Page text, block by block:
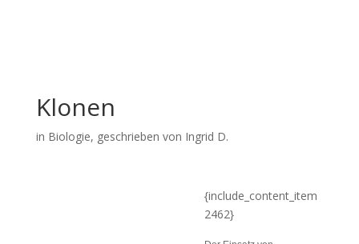
Klonen
in Biologie, geschrieben von Ingrid D.
{include_content_item
2462}